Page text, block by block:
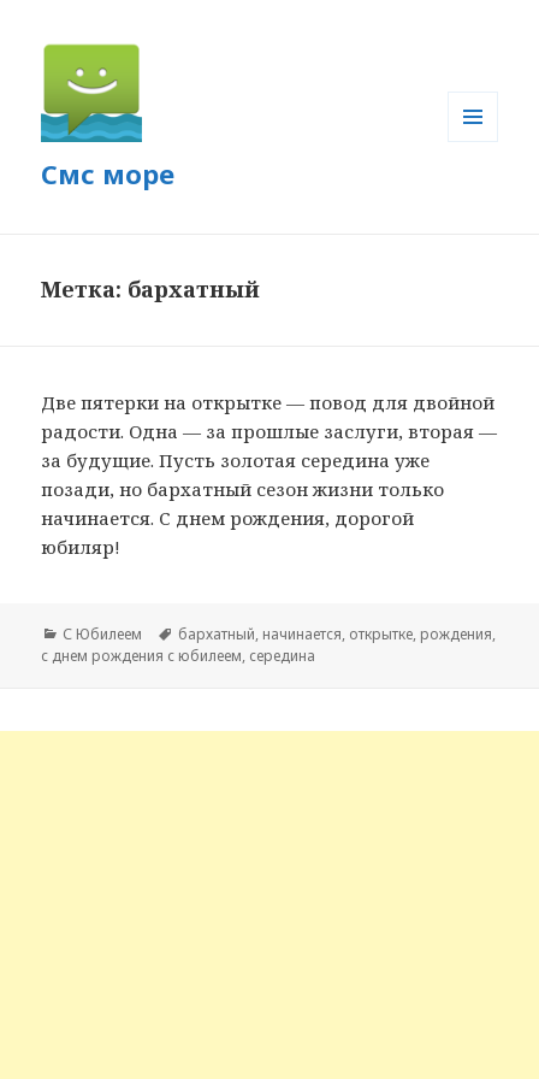
Смс море
Метка: бархатный
Две пятерки на открытке — повод для двойной
радости. Одна — за прошлые заслуги, вторая —
за будущие. Пусть золотая середина уже
позади, но бархатный сезон жизни только
начинается. С днем рождения, дорогой
юбиляр!
Рубрики
С Юбилеем Метки
бархатный, начинается, открытке, рождения,
с днем рождения с юбилеем, середина